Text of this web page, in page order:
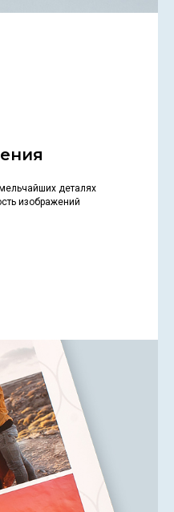
деталях
изображений